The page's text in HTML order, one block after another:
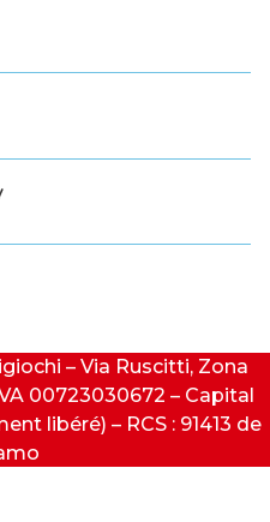
– Via Ruscitti, Zona
00723030672 – Capital
libéré) – RCS : 91413 de